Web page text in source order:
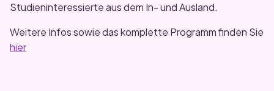
Studieninteressierte aus dem In- und Ausland.
Weitere Infos sowie das komplette Programm finden Sie
hier